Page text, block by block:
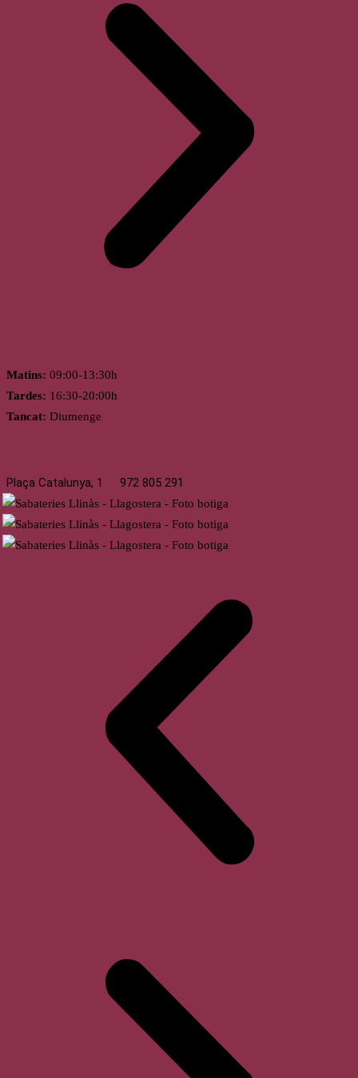
Matins: 09:00-13:30h
Tardes: 16:30-20:00h
Tancat: Diumenge
Plaça Catalunya, 1 972 805 291